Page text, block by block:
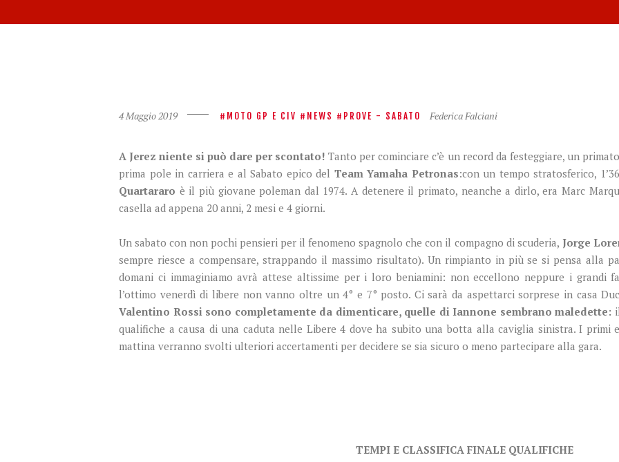
4 Maggio 2019 MOTO GP E CIV NEWS PROVE - SABATO Federica Falciani
A Jerez niente si può dare per scontato! Tanto per cominciare c’è un record da festeggiare, un
prima pole in carriera e al Sabato epico del Team Yamaha Petronas:con un tempo stratosferico,
Quartararo è il più giovane poleman dal 1974. A detenere il primato, neanche a dirlo, era Marc
casella ad appena 20 anni, 2 mesi e 4 giorni.
Un sabato con non pochi pensieri per il fenomeno spagnolo che con il compagno di scuderia, Jorge
sempre riesce a compensare, strappando il massimo risultato). Un rimpianto in più se si pensa alla
domani ci immaginiamo avrà attese altissime per i loro beniamini: non eccellono neppure i grandi
l’ottimo venerdì di libere non vanno oltre un 4° e 7° posto. Ci sarà da aspettarci sorprese in casa
Valentino Rossi sono completamente da dimenticare, quelle di Iannone sembrano maledette:
qualifiche a causa di una caduta nelle Libere 4 dove ha subito una botta alla caviglia sinistra. I primi
mattina verranno svolti ulteriori accertamenti per decidere se sia sicuro o meno partecipare alla gara.
TEMPI E CLASSIFICA FINALE QUALIFICHE